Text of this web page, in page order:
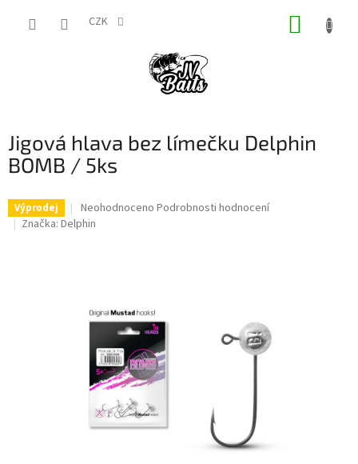
CZK
Jigová hlava bez límečku Delphin
BOMB / 5ks
Výprodej
Průměrné
hodnocení
hvězdiček.
Neohodnoceno Podrobnosti hodnocení
Značka: Delphin